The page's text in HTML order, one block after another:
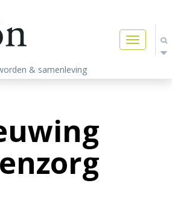
Toggle
navigation
& samenleving